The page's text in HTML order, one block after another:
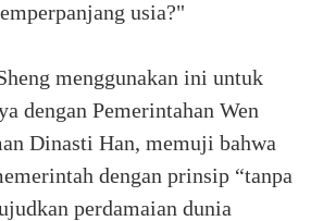
usia?"
menggunakan ini untuk
dengan Pemerintahan Wen
Dinasti Han, memuji bahwa
dengan prinsip “tanpa
perdamaian dunia